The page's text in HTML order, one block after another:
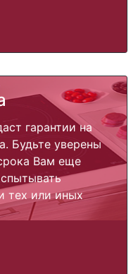
гарантии на
Будьте уверены
Вам еще
тех или иных